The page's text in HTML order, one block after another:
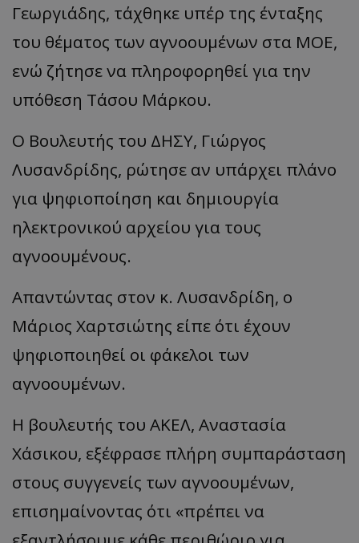
Γεωργιάδης, τάχθηκε υπέρ της ένταξης
του θέματος των αγνοουμένων στα ΜΟΕ,
ενώ ζήτησε να πληροφορηθεί για την
υπόθεση Τάσου Μάρκου.
Ο Βουλευτής του ΔΗΣΥ, Γιώργος
Λυσανδρίδης, ρώτησε αν υπάρχει πλάνο
για ψηφιοποίηση και δημιουργία
ηλεκτρονικού αρχείου για τους
αγνοουμένους.
Απαντώντας στον κ. Λυσανδρίδη, ο
Μάριος Χαρτσιώτης είπε ότι έχουν
ψηφιοποιηθεί οι φάκελοι των
αγνοουμένων.
Η βουλευτής του ΑΚΕΛ, Αναστασία
Χάσικου, εξέφρασε πλήρη συμπαράσταση
στους συγγενείς των αγνοουμένων,
επισημαίνοντας ότι «πρέπει να
Cloudflare Inc.
.onesignal.com
.twitter.com